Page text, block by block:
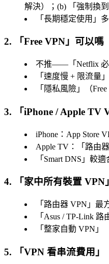
解決）；(b) 「 強制換
「 長期穩定使用 」
2. 「Free VPN 」可以嗎
不推——「 Netflix
「 速度慢 + 限流量 」
「 隱私風險 」（
3. 「iPhone / Apple TV
iPhone：App Store
Apple TV：「 路由
「 Smart DNS 」較適
4. 「 家中所有裝置 VPN 」
「 路由器 VPN 」最
「 Asus / TP-Link 路
「 整家自動 VPN 」
5. 「VPN 看串流費用 」